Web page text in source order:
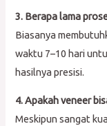
3. Berapa lama
Biasanya
waktu 7–10 hari
hasilnya presisi.
4. Apakah veneer
Meskipun sangat